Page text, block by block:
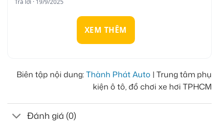
XEM THÊM
Biên tập nội dung:Thành Phát Auto | Trung tâm phụ
kiện ô tô, đồ chơi xe hơi TPHCM
Đánh giá (0)